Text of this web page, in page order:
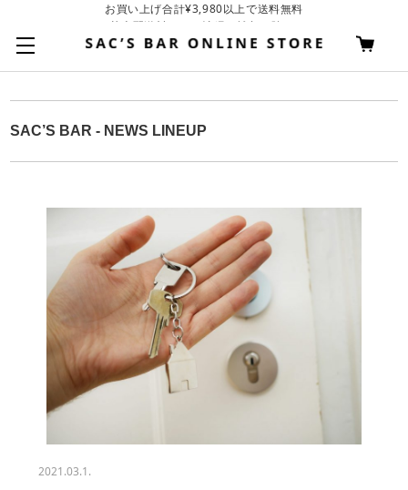
基本配送料 ¥550(沖縄・離島を除く)
SAC’S BAR - NEWS LINEUP
2021.03.1.